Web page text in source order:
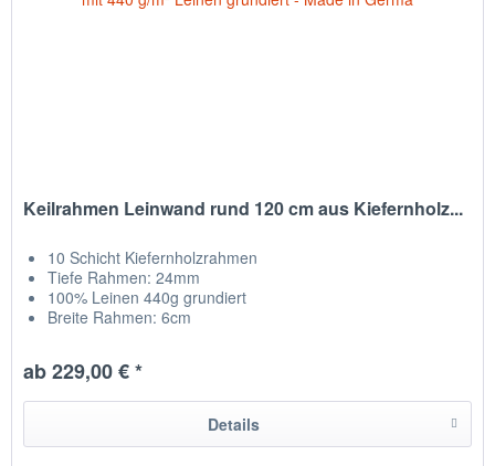
Keilrahmen Leinwand rund 120 cm aus Kiefernholz...
10 Schicht Kiefernholzrahmen
Tiefe Rahmen: 24mm
100% Leinen 440g grundiert
Breite Rahmen: 6cm
ab 229,00 € *
Details